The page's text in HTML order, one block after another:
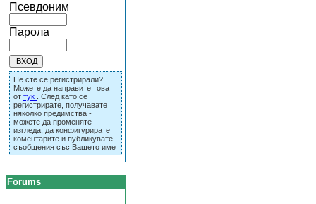
Псевдоним
Парола
Не сте се регистрирали?
Можете да направите това
от тук
. След като се
регистрирате, получавате
няколко предимства -
можете да променяте
изгледа, да конфигурирате
коментарите и публикувате
съобщения със Вашето име
Forums